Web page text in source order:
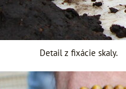
Detail z fixácie skaly.